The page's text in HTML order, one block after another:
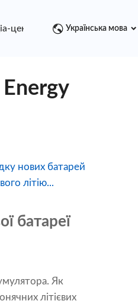
центр контакт
Українська мова
нових батарей
літію...
батареї
Як
літієвих